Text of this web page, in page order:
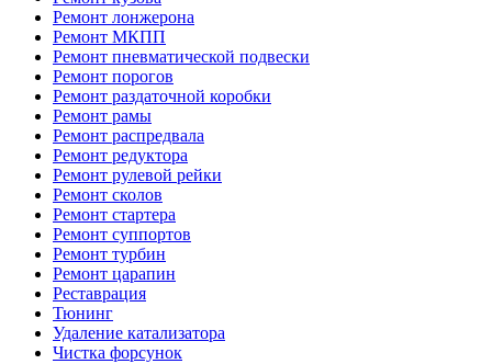
Ремонт лонжерона
Ремонт МКПП
Ремонт пневматической подвески
Ремонт порогов
Ремонт раздаточной коробки
Ремонт рамы
Ремонт распредвала
Ремонт редуктора
Ремонт рулевой рейки
Ремонт сколов
Ремонт стартера
Ремонт суппортов
Ремонт турбин
Ремонт царапин
Реставрация
Тюнинг
Удаление катализатора
Чистка форсунок